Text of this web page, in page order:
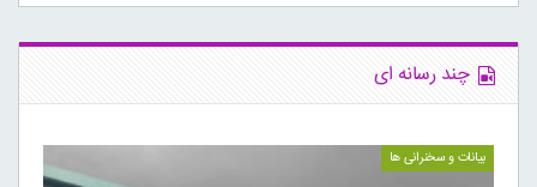
چند رسانه ای
بیانات و سخنرانی ها